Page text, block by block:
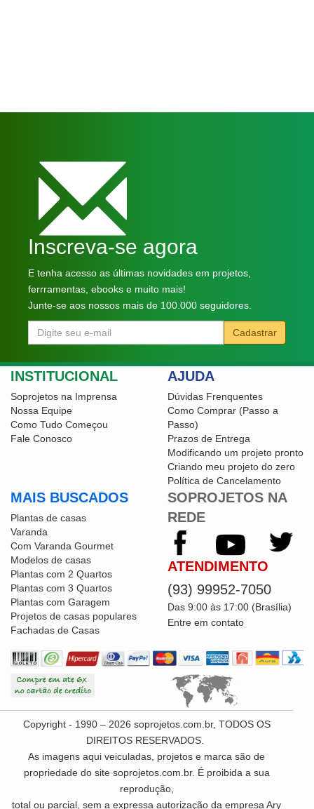
Inscreva-se agora
E tenha acesso as últimas novidades em projetos,
ferrramentas, ebooks e muito mais!
Junte-se aos nossos mais de 100.000 seguidores.
Cadastrar
INSTITUCIONAL
Soprojetos na Imprensa
Nossa Equipe
Como Tudo Começou
Fale Conosco
AJUDA
Dúvidas Frenquentes
Como Comprar (Passo a
Passo)
Prazos de Entrega
Modificando um projeto pronto
Criando meu projeto do zero
Política de Cancelamento
MAIS BUSCADOS
Plantas de casas
Varanda
Com Varanda Gourmet
Modelos de casas
Plantas com 2 Quartos
Plantas com 3 Quartos
Plantas com Garagem
Projetos de casas populares
Fachadas de Casas
SOPROJETOS NA
REDE
ATENDIMENTO
(93) 99952-7050
Das 9:00 às 17:00 (Brasília)
Entre em contato
Copyright - 1990 – 2026 soprojetos.com.br, TODOS OS
DIREITOS RESERVADOS.
As imagens aqui veiculadas, projetos e marca são de
propriedade do site soprojetos.com.br. É proibida a sua
reprodução,
total ou parcial, sem a expressa autorização da empresa Ary